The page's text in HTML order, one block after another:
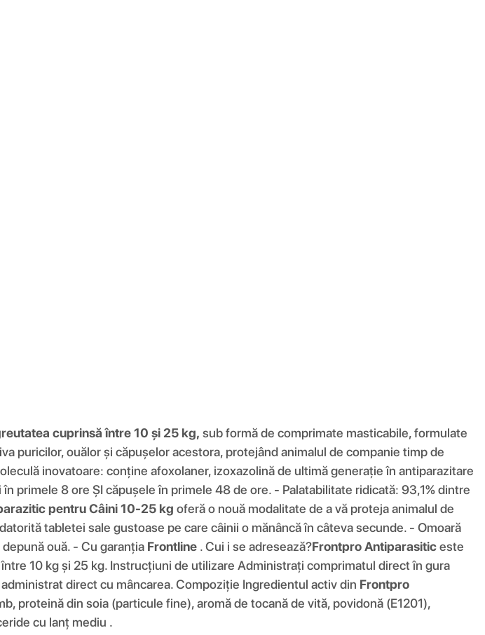
cuprinsă între 10 și 25 kg, sub formă de comprimate masticabile, formulate
puricilor, ouălor și căpușelor acestora, protejând animalul de companie timp de
inovatoare: conține afoxolaner, izoxazolină de ultimă generație în antiparazitare
primele 8 ore ȘI căpușele în primele 48 de ore. - Palatabilitate ridicată: 93,1% dintre
pentru Câini 10-25 kg oferă o nouă modalitate de a vă proteja animalul de
tabletei sale gustoase pe care câinii o mănâncă în câteva secunde. - Omoară
ouă. - Cu garanția Frontline . Cui i se adresează?Frontpro Antiparasiticeste
10 kg și 25 kg. Instrucțiuni de utilizare Administrați comprimatul direct în gura
direct cu mâncarea. Compoziţie Ingredientul activ din Frontpro
proteină din soia (particule fine), aromă de tocană de vită, povidonă (E1201),
cu lanț mediu .